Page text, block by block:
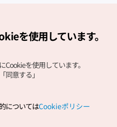
All Rights
を使用しています。
を使用しています。
同意する」
についてはCookieポリシー